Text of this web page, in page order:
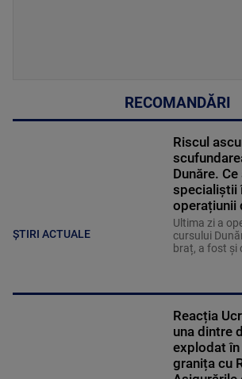
RECOMANDĂRI
ȘTIRI ACTUALE
Riscul
Dunăre.
specialiștii
operațiunii
Ultima zi a
cursului
braț, a fost și
Reacția
una dintre
explodat în
granița cu